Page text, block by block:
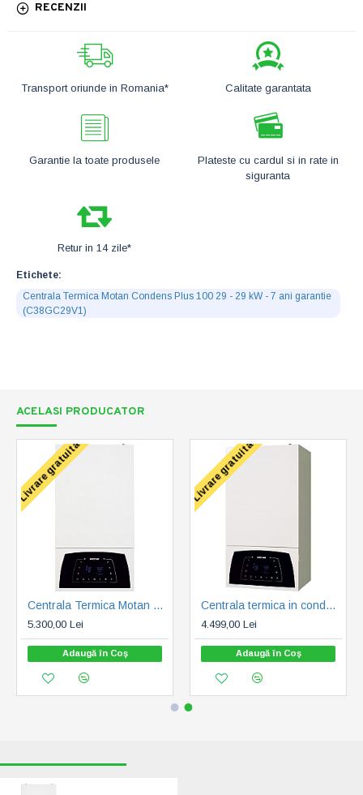
Transport oriunde in Romania* Calitate garantata
Garantie la toate produsele
Plateste cu cardul si in rate in
siguranta
Retur in 14 zile*
RECENZII
Etichete:
Centrala Termica Motan Condens Plus 100 29 - 29 kW - 7 ani garantie
(C38GC29V1)
ACELASI PRODUCATOR
Livrare gratuita
Centrala Termica Motan Condens Plus 100 35 - 35kW - 7 ani garantie (C38GC35V1)
5.300,00 Lei
Adaugă în Coş
Livrare gratuita
Centrala termica in condensare Motan Condens Plus 100 - 25 kW - 7 ani garantie (C38GC25V1)
4.499,00 Lei
Adaugă în Coş